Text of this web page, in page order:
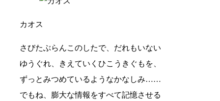
カオス
さびたぶらんこのしたで、だれもいない
ゆうぐれ、きえていくひこうきぐもを、
ずっとみつめているようなかなしみ……
でもね、膨大な情報をすべて記憶させる